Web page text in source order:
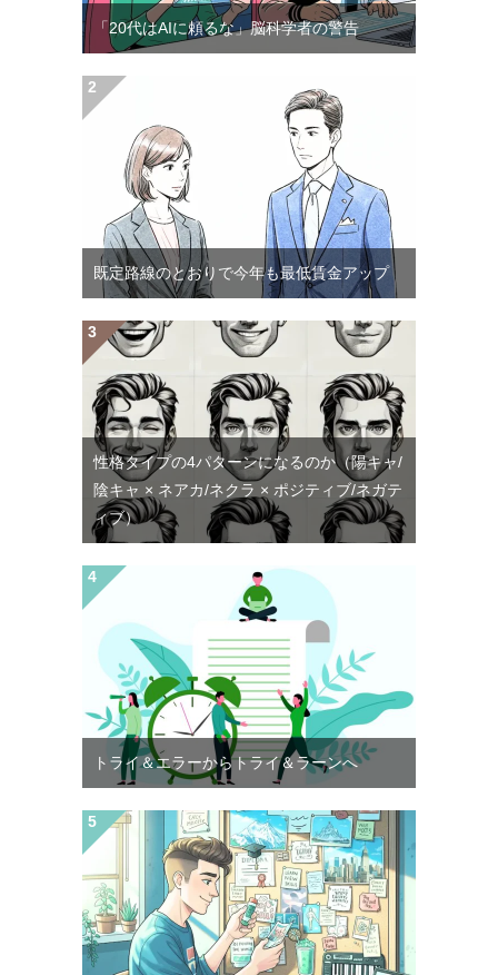
「20代はAIに頼るな」脳科学者の警告
既定路線のとおりで今年も最低賃金アップ
性格タイプの4パターンになるのか（陽キャ/
陰キャ × ネアカ/ネクラ × ポジティブ/ネガテ
ィブ）
トライ＆エラーからトライ＆ラーンへ